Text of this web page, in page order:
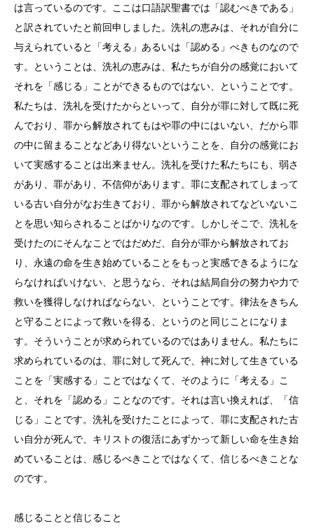
は言っているのです。ここは口語訳聖書では「認むべきである」
と訳されていたと前回申しました。洗礼の恵みは、それが自分に
与えられていると「考える」あるいは「認める」べきものなので
す。ということは、洗礼の恵みは、私たちが自分の感覚において
それを「感じる」ことができるものではない、ということです。
私たちは、洗礼を受けたからといって、自分が罪に対して既に死
んでおり、罪から解放されてもはや罪の中にはいない、だから罪
の中に留まることなどあり得ないということを、自分の感覚にお
いて実感することは出来ません。洗礼を受けた私たちにも、弱さ
があり、罪があり、不信仰があります。罪に支配されてしまって
いる古い自分がなお生きており、罪から解放されてなどいないこ
とを思い知らされることばかりなのです。しかしそこで、洗礼を
受けたのにそんなことではだめだ、自分が罪から解放されてお
り、永遠の命を生き始めていることをもっと実感できるようにな
らなければいけない、と思うなら、それは結局自分の努力や力で
救いを獲得しなければならない、ということです。律法をきちん
と守ることによって救いを得る、というのと同じことになりま
す。そういうことが求められているのではありません。私たちに
求められているのは、罪に対して死んで、神に対して生きている
ことを「実感する」ことではなくて、そのように「考える」こ
と、それを「認める」ことなのです。それは言い換えれば、「信
じる」ことです。洗礼を受けたことによって、罪に支配された古
い自分が死んで、キリストの復活にあずかって新しい命を生き始
めていることは、感じるべきことではなくて、信じるべきことな
のです。
感じることと信じること